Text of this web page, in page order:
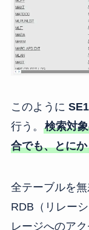
このように
行う。 検索対
合でも、とに
全テーブルを
RDB（リレー
レージへのア